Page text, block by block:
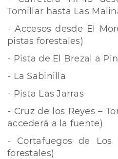
Tomillar hasta Las
- Accesos desde El
pistas forestales)
- Pista de El Brezal a
- La Sabinilla
- Pista Las Jarras
- Cruz de los Reyes –
accederá a la fuente)
- Cortafuegos de Los
forestales)